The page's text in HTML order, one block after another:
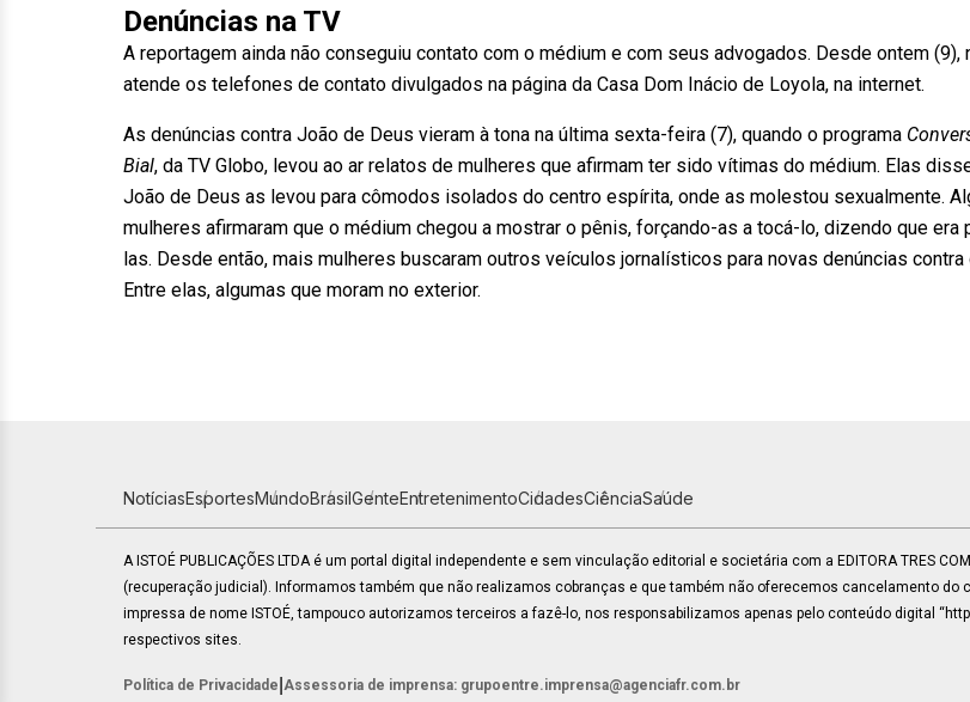
Denúncias na TV
A reportagem ainda não conseguiu contato com o médium e com seus advogados. Desde ontem (9),
atende os telefones de contato divulgados na página da Casa Dom Inácio de Loyola, na internet.
As denúncias contra João de Deus vieram à tona na última sexta-feira (7), quando o programa
Bial, da TV Globo, levou ao ar relatos de mulheres que afirmam ter sido vítimas do médium. Elas
João de Deus as levou para cômodos isolados do centro espírita, onde as molestou sexualmente.
mulheres afirmaram que o médium chegou a mostrar o pênis, forçando-as a tocá-lo, dizendo que era
las. Desde então, mais mulheres buscaram outros veículos jornalísticos para novas denúncias contra
Entre elas, algumas que moram no exterior.
NotíciasEsportesMundoBrasilGenteEntretenimentoCidadesCiênciaSaúde
A ISTOÉ PUBLICAÇÕES LTDA é um portal digital independente e sem vinculação editorial e societária com a EDITORA TRES
(recuperação judicial). Informamos também que não realizamos cobranças e que também não oferecemos cancelamento do
impressa de nome ISTOÉ, tampouco autorizamos terceiros a fazê-lo, nos responsabilizamos apenas pelo conteúdo digital
respectivos sites.
Política de Privacidade Assessoria de imprensa: grupoentre.imprensa@agenciafr.com.br